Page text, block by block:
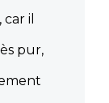
il
pur,